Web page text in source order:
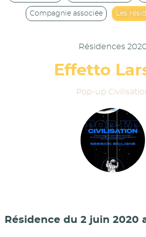
Compagnie associée Les
Résidences
Effetto
Pop-up
Résidence du 2 juin 2020